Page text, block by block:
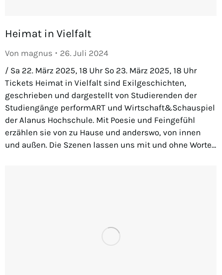
Heimat in Vielfalt
Von magnus
26. Juli 2024
/ Sa 22. März 2025, 18 Uhr So 23. März 2025, 18 Uhr
Tickets Heimat in Vielfalt sind Exilgeschichten,
geschrieben und dargestellt von Studierenden der
Studiengänge performART und Wirtschaft&Schauspiel
der Alanus Hochschule. Mit Poesie und Feingefühl
erzählen sie von zu Hause und anderswo, von innen
und außen. Die Szenen lassen uns mit und ohne Worte…